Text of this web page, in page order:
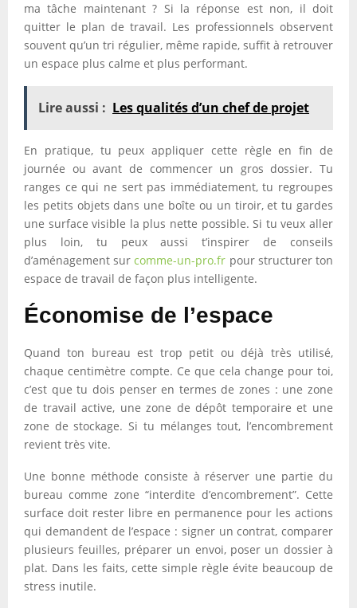
ma tâche maintenant ? Si la réponse est non, il doit
quitter le plan de travail. Les professionnels observent
souvent qu’un tri régulier, même rapide, suffit à retrouver
un espace plus calme et plus performant.
Lire aussi : Les qualités d’un chef de projet
En pratique, tu peux appliquer cette règle en fin de
journée ou avant de commencer un gros dossier. Tu
ranges ce qui ne sert pas immédiatement, tu regroupes
les petits objets dans une boîte ou un tiroir, et tu gardes
une surface visible la plus nette possible. Si tu veux aller
plus loin, tu peux aussi t’inspirer de conseils
d’aménagement surcomme-un-pro.fr pour structurer ton
espace de travail de façon plus intelligente.
Économise de l’espace
Quand ton bureau est trop petit ou déjà très utilisé,
chaque centimètre compte. Ce que cela change pour toi,
c’est que tu dois penser en termes de zones : une zone
de travail active, une zone de dépôt temporaire et une
zone de stockage. Si tu mélanges tout, l’encombrement
revient très vite.
Une bonne méthode consiste à réserver une partie du
bureau comme zone “interdite d’encombrement”. Cette
surface doit rester libre en permanence pour les actions
qui demandent de l’espace : signer un contrat, comparer
plusieurs feuilles, préparer un envoi, poser un dossier à
plat. Dans les faits, cette simple règle évite beaucoup de
stress inutile.